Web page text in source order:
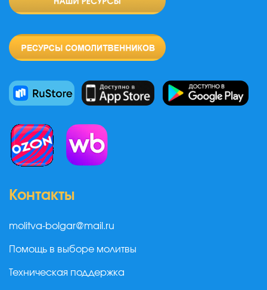
Контакты
molitva-bolgar@mail.ru
Помощь в выборе молитвы
Техническая поддержка